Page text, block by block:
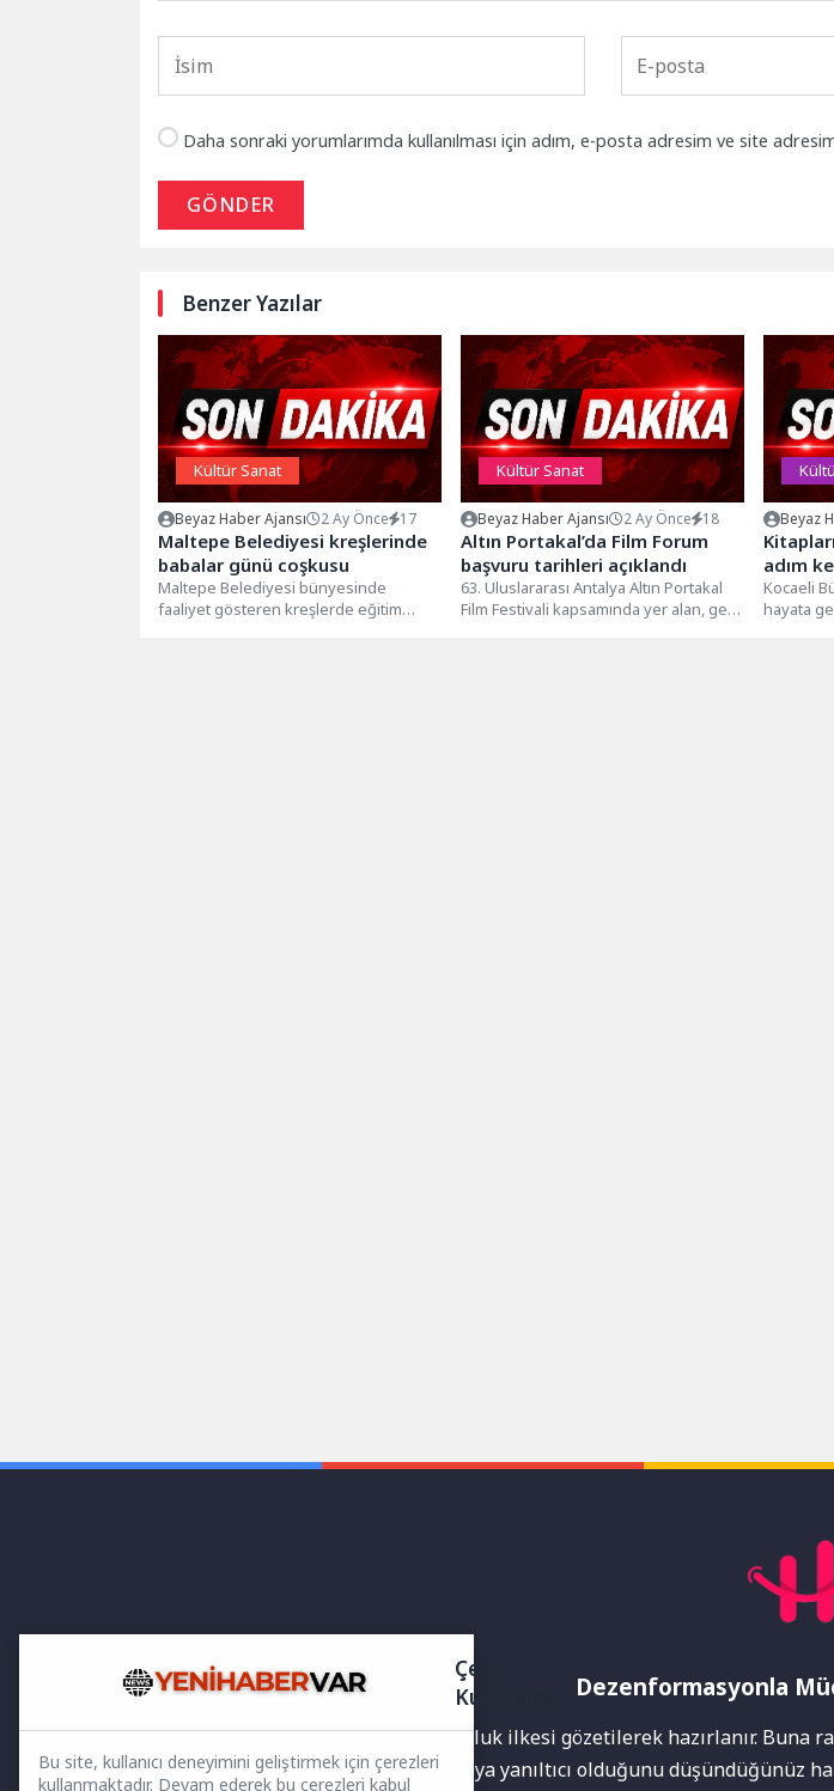
Daha sonraki yorumlarımda kullanılması için adım, e-posta adresim ve site
GÖNDER
Benzer Yazılar
Kültür Sanat
Beyaz Haber Ajansı 2 Ay Önce 17
Maltepe Belediyesi kreşlerinde
babalar günü coşkusu
Maltepe Belediyesi bünyesinde
faaliyet gösteren kreşlerde eğitim
Kültür Sanat
Beyaz Haber Ajansı 2 Ay Önce 18
Altın Portakal’da Film Forum
başvuru tarihleri açıklandı
63. Uluslararası Antalya Altın Portakal
Film Festivali kapsamında yer alan, genç
Beyaz
adım
Kocaeli
hayata
Dezenformasyonla
Yayınlanan haberler doğruluk ilkesi gözetilerek hazırlanır. Buna
bilgiler bulunabilir.Yanlış veya yanıltıcı olduğunu
Çerez
Kullanımı
Bu site, kullanıcı deneyimini geliştirmek için çerezleri
kullanmaktadır. Devam ederek bu çerezleri kabul